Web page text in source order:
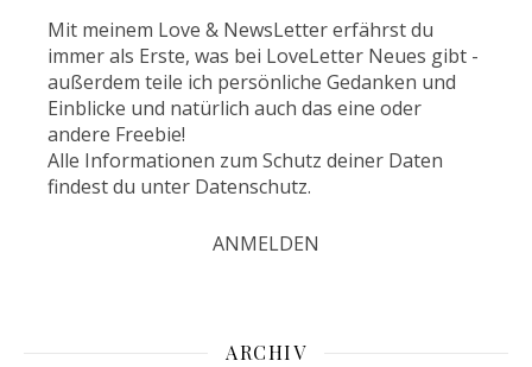
Mit meinem Love & NewsLetter erfährst du
immer als Erste, was bei LoveLetter Neues gibt -
außerdem teile ich persönliche Gedanken und
Einblicke und natürlich auch das eine oder
andere Freebie!
Alle Informationen zum Schutz deiner Daten
findest du unter Datenschutz.
ARCHIV